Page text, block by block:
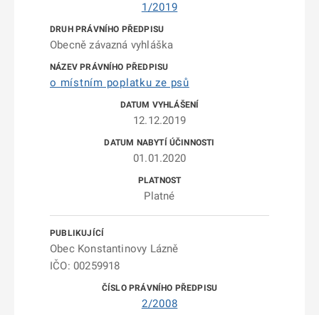
1/2019
Obecně závazná vyhláška
o místním poplatku ze psů
12.12.2019
01.01.2020
Platné
Obec Konstantinovy Lázně
IČO: 00259918
2/2008